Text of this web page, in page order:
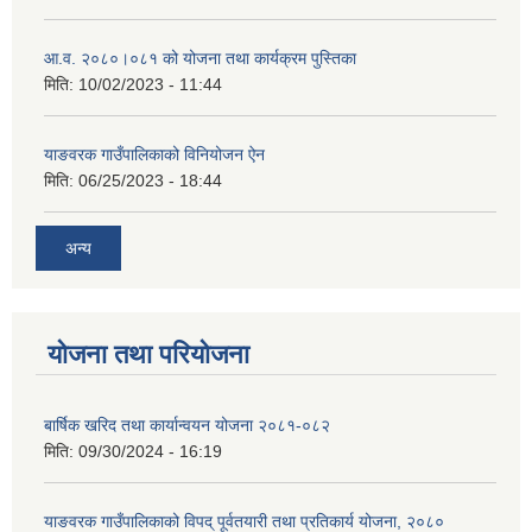
आ.व. २०८०।०८१ को योजना तथा कार्यक्रम पुस्तिका
मिति: 10/02/2023 - 11:44
याङवरक गाउँपालिकाको विनियोजन ऐन
मिति: 06/25/2023 - 18:44
अन्य
योजना तथा परियोजना
बार्षिक खरिद तथा कार्यान्वयन योजना २०८१-०८२
मिति: 09/30/2024 - 16:19
याङवरक गाउँपालिकाको विपद् पूर्वतयारी तथा प्रतिकार्य योजना, २०८०